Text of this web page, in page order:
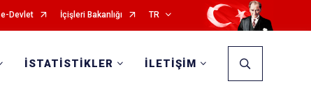
e-Devlet İçişleri Bakanlığı TR
İSTATİSTİKLER İLETİŞİM